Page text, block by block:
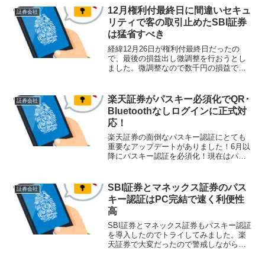
た。少し時間が経ったのでガチガチ縛り
が改善されているかと...
証券会社
12月権利付最終日に間違いセキュ
リティで客の取引止めたSBI証券
は猛省すべき
経緯12月26日が権利付最終日だったの
で、最後の損益出し微調整を行おうとし
ました。微調整なので数千円の損益で税
た。何が起こったか？いつもの自宅ノー
トPCでいつものO...
証券会社
楽天証券がパスキー必須化でQR･
Bluetoothなしログインに正式対
応！
楽天証券の面倒なパスキー認証にとても
重要なアップデートがありました！6月以
降にパスキー認証を必須化！現在はパス
ログイン時のパスキー認証を必須化する
予定となっていま...
証券会社
SBI証券とマネックス証券のパス
キー認証はPC完結で速く利便性
高
SBI証券とマネックス証券もパスキー認証
を導入したのでトライしてみました。楽
天証券で大変だったので警戒しながらや